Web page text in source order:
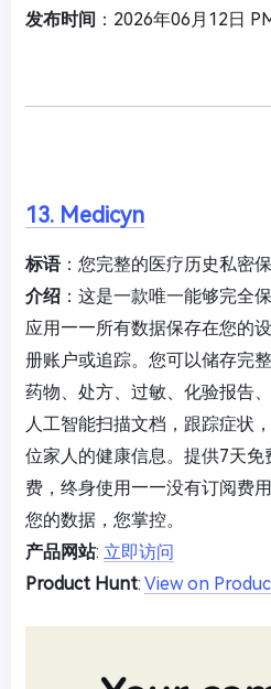
发布时间 ：2026年06月12日
13. Medicyn
标语：您完整的医疗历史私密
介绍 ：这是一款唯一能够完全
应用——所有数据保存在您的
册账户或追踪。您可以储存完
药物、处方、过敏、化验报告
人工智能扫描文档，跟踪症状
位家人的健康信息。提供7天
费，终身使用——没有订阅费用
您的数据，您掌控。
产品网站: 立即访问
Product Hunt: View on